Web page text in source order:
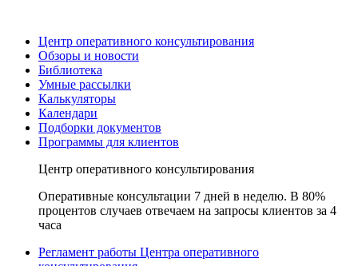
Центр оперативного консультирования
Обзоры и новости
Библиотека
Умные рассылки
Калькуляторы
Календари
Подборки документов
Программы для клиентов
Центр оперативного консультирования
Оперативные консультации 7 дней в неделю. В 80%
процентов случаев отвечаем на запросы клиентов за 4
часа
Регламент работы Центра оперативного